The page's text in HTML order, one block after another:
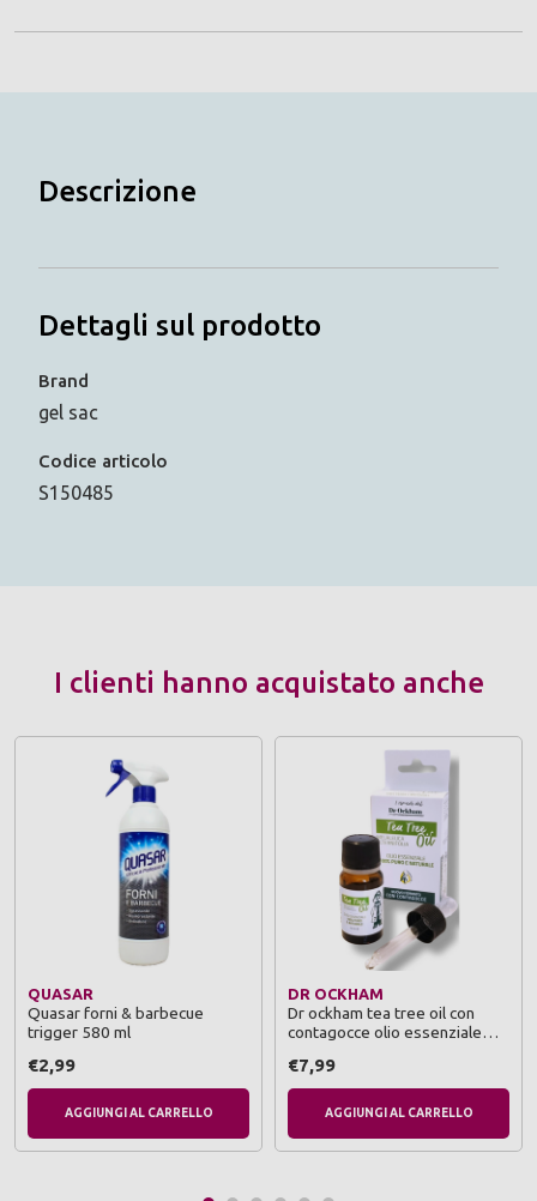
Descrizione
Dettagli sul prodotto
Brand
gel sac
Codice articolo
S150485
I clienti hanno acquistato anche
QUASAR
Quasar forni & barbecue
trigger 580 ml
€2,99
AGGIUNGI AL CARRELLO
DR OCKHAM
Dr ockham tea tree oil con
contagocce olio essenziale
€7,99
AGGIUNGI AL CARRELLO